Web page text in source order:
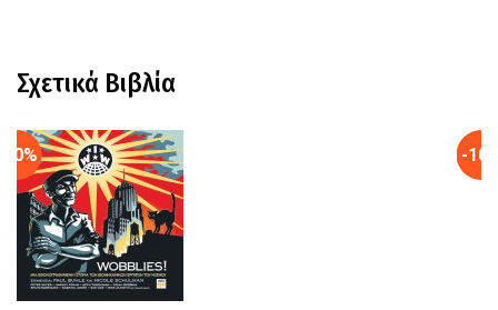
Σχετικά Βιβλία
-